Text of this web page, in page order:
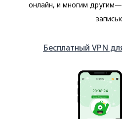
онлайн, и многим
Бесплатный VPN